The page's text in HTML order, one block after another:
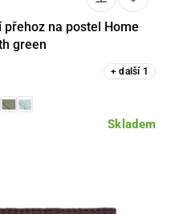
Detail
přehoz na postel Home
green
+další 1
Skladem